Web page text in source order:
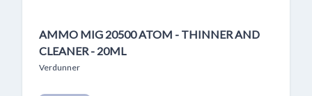
AMMO MIG 20500 ATOM - THINNER AND
CLEANER - 20ML
Verdunner